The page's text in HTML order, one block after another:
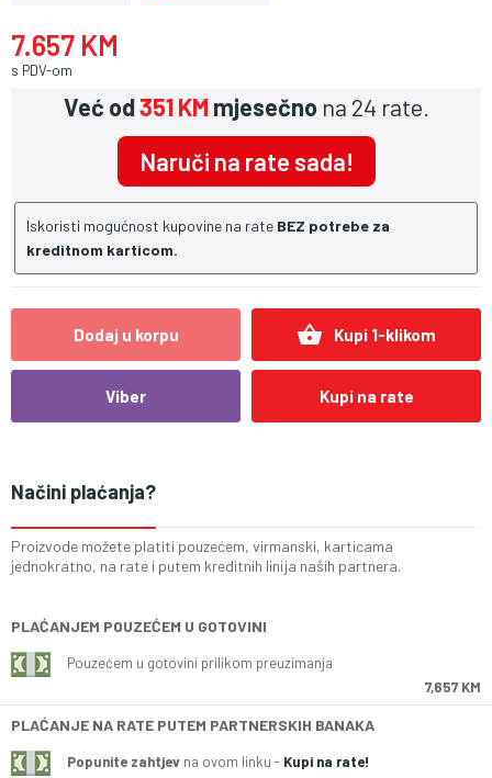
7.657 KM
s PDV-om
Već od351 KM mjesečno na 24 rate.
Naruči na rate sada!
Iskoristi mogućnost kupovine na rate BEZ potrebe za
kreditnom karticom.
Dodaj u korpu shopping_basket Kupi 1-klikom
Viber Kupi na rate
Načini plaćanja?
Proizvode možete platiti pouzećem, virmanski, karticama
jednokratno, na rate i putem kreditnih linija naših partnera.
PLAĆANJEM POUZEĆEM U GOTOVINI
Pouzećem u gotovini prilikom preuzimanja
7,657 KM
PLAĆANJE NA RATE PUTEM PARTNERSKIH BANAKA
Popunite zahtjev na ovom linku - Kupi na rate!